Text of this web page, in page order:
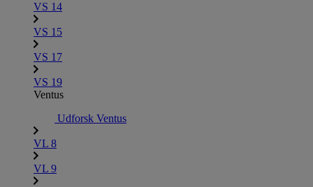
VS 14
VS 15
VS 17
VS 19
Ventus
Udforsk Ventus
VL 8
VL 9